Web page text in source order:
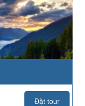
Đặt tour